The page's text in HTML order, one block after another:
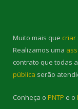
Muito mais que criar
Realizamos uma
contrato que todas
pública serão
Conheça o PNTP e o